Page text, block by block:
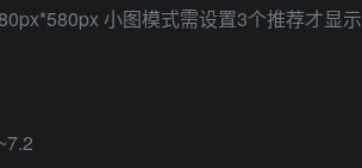
小图模式需设置3个推荐才显示